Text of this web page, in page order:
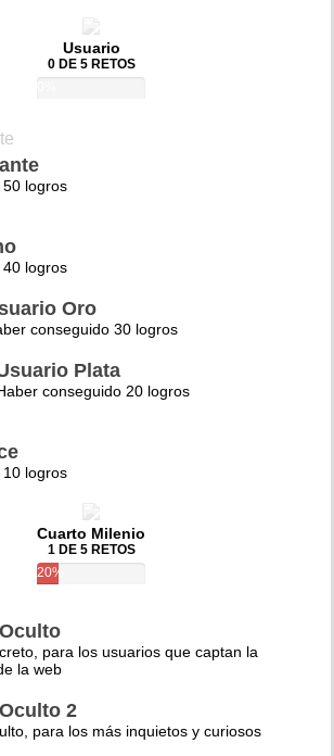
Usuario
0 DE 5 RETOS
logros
logros
Oro
conseguido 30 logros
Plata
conseguido 20 logros
logros
Cuarto Milenio
1 DE 5 RETOS
20%
para los usuarios que captan la
la web
2
para los más inquietos y curiosos